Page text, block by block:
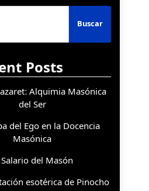
Posts
Alquimia Masónica
del Ser
del Ego en la Docencia
Masónica
del Masón
esotérica de Pinocho